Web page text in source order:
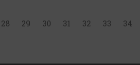
28 29 30 31 32 33 34